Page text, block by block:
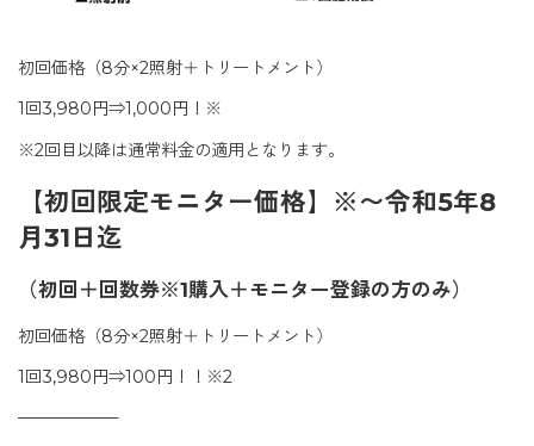
初回価格（8分×2照射＋トリートメント）
1回3,980円⇒1,000円！※
※2回目以降は通常料金の適用となります。
【初回限定モニター価格】※〜令和5年8
月31日迄
（初回＋回数券※1購入＋モニター登録の方のみ）
初回価格（8分×2照射＋トリートメント）
1回3,980円⇒100円！！※2
——————